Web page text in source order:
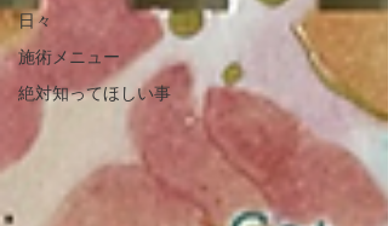
日々
施術メニュー
絶対知ってほしい事